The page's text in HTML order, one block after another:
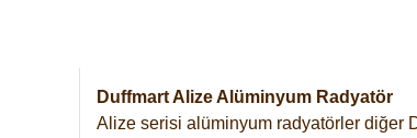
Duffmart Alize Alüminyum Radyatör
Alize serisi alüminyum radyatörler diğer